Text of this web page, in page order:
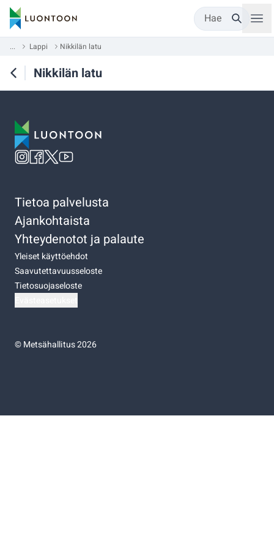
Hae
... Lappi Nikkilän latu
Nikkilän latu
Tietoa palvelusta
Ajankohtaista
Yhteydenotot ja palaute
Yleiset käyttöehdot
Saavutettavuusseloste
Tietosuojaseloste
©Metsähallitus 2026